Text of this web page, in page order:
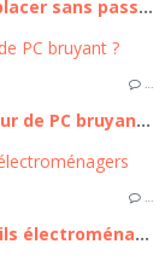
Écran iPhone 16 cassé ? Comment le remplacer sans passer par un professionnel
…
Comment régler le problème du ventilateur de PC bruyant ?
…
Sauver la planète en réparant ses appareils électroménagers